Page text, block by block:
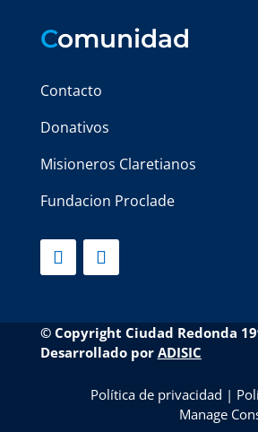
Comunidad
Contacto
Donativos
Misioneros Claretianos
Fundacion Proclade
© Copyright Ciudad Redonda
Desarrollado por ADISIC
Política de privacidad |
Manage